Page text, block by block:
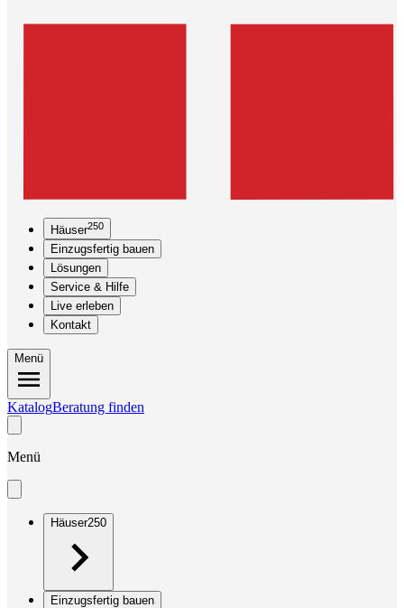
Häuser250
Einzugsfertig bauen
Lösungen
Service & Hilfe
Live erleben
Kontakt
Menü
KatalogBeratung finden
Menü
Häuser250
Einzugsfertig bauen